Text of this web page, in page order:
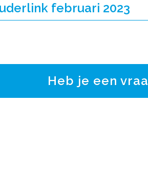
februari 2023
Heb je een